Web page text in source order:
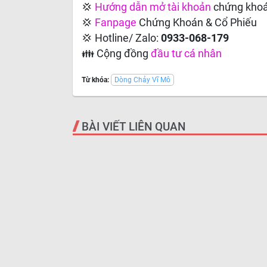
💢 Hướng dẫn mở tài khoản chứng
💢 Fanpage Chứng Khoán & Cổ Phiếu
💢 Hotline/ Zalo: 0933-068-179
👪 Cộng đồng đầu tư cá nhân
Từ khóa: Dòng Chảy Vĩ Mô
BÀI VIẾT LIÊN QUAN